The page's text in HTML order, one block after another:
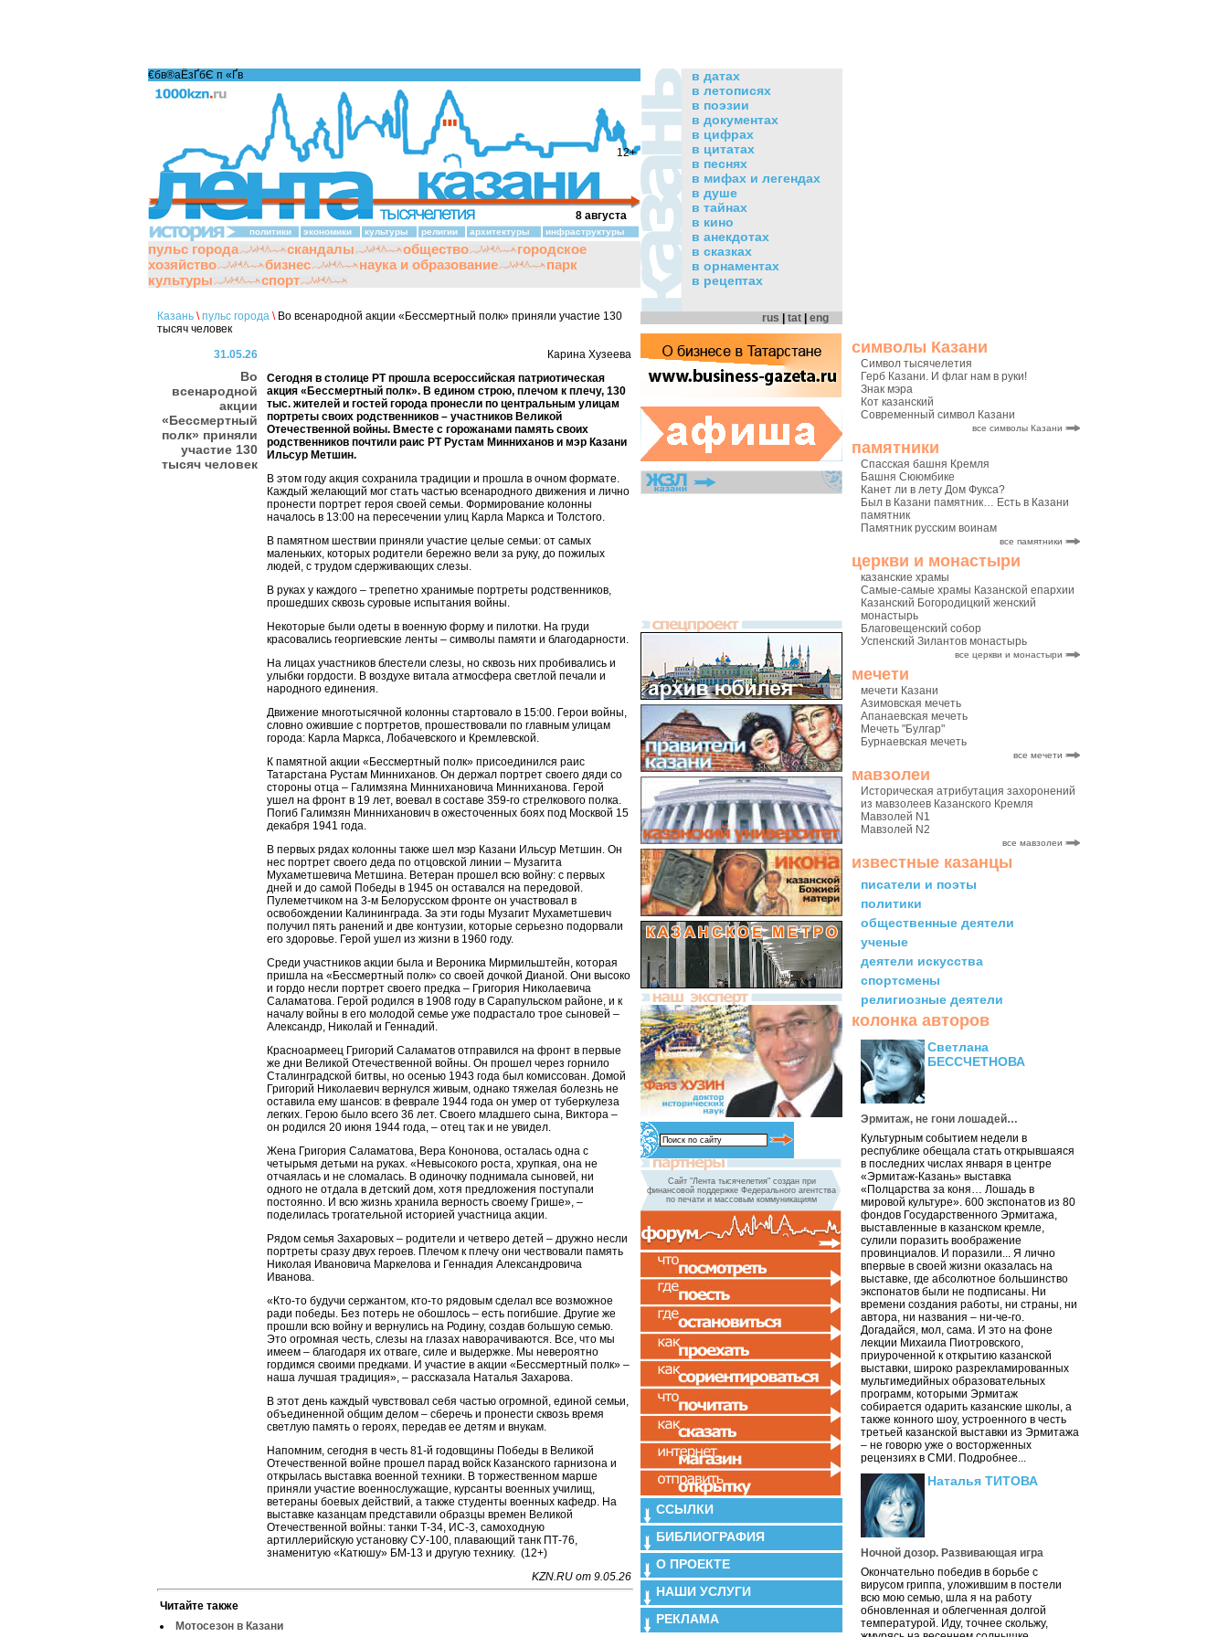
символы Казани
Символ тысячелетия
Герб Казани. И флаг нам в руки!
Знак мэра
Кот казанский
Современный символ Казани
все символы Казани
памятники
Спасская башня Кремля
Башня Сююмбике
Канет ли в лету Дом Фукса?
Был в Казани памятник… Есть в Казани
памятник
Памятник русским воинам
все памятники
церкви и монастыри
казанские храмы
Самые-самые храмы Казанской епархии
Казанский Богородицкий женский
монастырь
Благовещенский собор
Успенский Зилантов монастырь
все церкви и монастыри
мечети
мечети Казани
Азимовская мечеть
Апанаевская мечеть
Мечеть "Булгар"
Бурнаевская мечеть
все мечети
мавзолеи
Историческая атрибутация захоронений
из мавзолеев Казанского Кремля
Мавзолей N1
Мавзолей N2
все мавзолеи
известные казанцы
писатели и поэты
политики
общественные деятели
ученые
деятели искусства
спортсмены
религиозные деятели
колонка авторов
Светлана
БЕССЧЕТНОВА
Эрмитаж, не гони лошадей…
Культурным событием недели в
республике обещала стать открывшаяся
в последних числах января в центре
«Эрмитаж-Казань» выставка
«Полцарства за коня… Лошадь в
мировой культуре». 600 экспонатов из 80
фондов Государственного Эрмитажа,
выставленные в казанском кремле,
сулили поразить воображение
провинциалов. И поразили... Я лично
впервые в своей жизни оказалась на
выставке, где абсолютное большинство
экспонатов были не подписаны. Ни
времени создания работы, ни страны, ни
автора, ни названия – ни-че-го.
Догадайся, мол, сама. И это на фоне
лекции Михаила Пиотровского,
приуроченной к открытию казанской
выставки, широко разрекламированных
мультимедийных образовательных
программ, которыми Эрмитаж
собирается одарить казанские школы, а
также конного шоу, устроенного в честь
третьей казанской выставки из Эрмитажа
– не говорю уже о восторженных
рецензиях в СМИ. Подробнее...
Наталья ТИТОВА
Ночной дозор. Развивающая игра
Окончательно победив в борьбе с
вирусом гриппа, уложившим в постели
всю мою семью, шла я на работу
обновленная и облегченная долгой
температурой. Иду, точнее скольжу,
12+
€бв®аЁзҐбЄ п «Ґ­в
8 августа
политики экономики культуры религии архитектуры инфраструктуры
пульс города скандалы общество
городское
хозяйство
бизнес наука и образование
парк
культуры
спорт
Казань \ пульс города \Во всенародной акции «Бессмертный полк» приняли участие 130
тысяч человек
31.05.26
Во
всенародной
акции
«Бессмертный
полк» приняли
участие 130
тысяч человек
Карина Хузеева
Сегодня в столице РТ прошла всероссийская патриотическая
акция «Бессмертный полк». В едином строю, плечом к плечу, 130
тыс. жителей и гостей города пронесли по центральным улицам
портреты своих родственников – участников Великой
Отечественной войны. Вместе с горожанами память своих
родственников почтили раис РТ Рустам Минниханов и мэр Казани
Ильсур Метшин.
В этом году акция сохранила традиции и прошла в очном формате.
Каждый желающий мог стать частью всенародного движения и лично
пронести портрет героя своей семьи. Формирование колонны
началось в 13:00 на пересечении улиц Карла Маркса и Толстого.
В памятном шествии приняли участие целые семьи: от самых
маленьких, которых родители бережно вели за руку, до пожилых
людей, с трудом сдерживающих слезы.
В руках у каждого – трепетно хранимые портреты родственников,
прошедших сквозь суровые испытания войны.
Некоторые были одеты в военную форму и пилотки. На груди
красовались георгиевские ленты – символы памяти и благодарности.
На лицах участников блестели слезы, но сквозь них пробивались и
улыбки гордости. В воздухе витала атмосфера светлой печали и
народного единения.
Движение многотысячной колонны стартовало в 15:00. Герои войны,
словно ожившие с портретов, прошествовали по главным улицам
города: Карла Маркса, Лобачевского и Кремлевской.
К памятной акции «Бессмертный полк» присоединился раис
Татарстана Рустам Минниханов. Он держал портрет своего дяди со
стороны отца – Галимзяна Миннихановича Минниханова. Герой
ушел на фронт в 19 лет, воевал в составе 359-го стрелкового полка.
Погиб Галимзян Минниханович в ожесточенных боях под Москвой 15
декабря 1941 года.
В первых рядах колонны также шел мэр Казани Ильсур Метшин. Он
нес портрет своего деда по отцовской линии – Музагита
Мухаметшевича Метшина. Ветеран прошел всю войну: с первых
дней и до самой Победы в 1945 он оставался на передовой.
Пулеметчиком на 3-м Белорусском фронте он участвовал в
освобождении Калининграда. За эти годы Музагит Мухаметшевич
получил пять ранений и две контузии, которые серьезно подорвали
его здоровье. Герой ушел из жизни в 1960 году.
Среди участников акции была и Вероника Мирмильштейн, которая
пришла на «Бессмертный полк» со своей дочкой Дианой. Они высоко
и гордо несли портрет своего предка – Григория Николаевича
Саламатова. Герой родился в 1908 году в Сарапульском районе, и к
началу войны в его молодой семье уже подрастало трое сыновей –
Александр, Николай и Геннадий.
Красноармеец Григорий Саламатов отправился на фронт в первые
же дни Великой Отечественной войны. Он прошел через горнило
Сталинградской битвы, но осенью 1943 года был комиссован. Домой
Григорий Николаевич вернулся живым, однако тяжелая болезнь не
оставила ему шансов: в феврале 1944 года он умер от туберкулеза
легких. Герою было всего 36 лет. Своего младшего сына, Виктора –
он родился 20 июня 1944 года, – отец так и не увидел.
Жена Григория Саламатова, Вера Кононова, осталась одна с
четырьмя детьми на руках. «Невысокого роста, хрупкая, она не
отчаялась и не сломалась. В одиночку поднимала сыновей, ни
одного не отдала в детский дом, хотя предложения поступали
постоянно. И всю жизнь хранила верность своему Грише», –
поделилась трогательной историей участница акции.
Рядом семья Захаровых – родители и четверо детей – дружно несли
портреты сразу двух героев. Плечом к плечу они чествовали память
Николая Ивановича Маркелова и Геннадия Александровича
Иванова.
«Кто-то будучи сержантом, кто-то рядовым сделал все возможное
ради победы. Без потерь не обошлось – есть погибшие. Другие же
прошли всю войну и вернулись на Родину, создав большую семью.
Это огромная честь, слезы на глазах наворачиваются. Все, что мы
имеем – благодаря их отваге, силе и выдержке. Мы невероятно
гордимся своими предками. И участие в акции «Бессмертный полк» –
наша лучшая традиция», – рассказала Наталья Захарова.
В этот день каждый чувствовал себя частью огромной, единой семьи,
объединенной общим делом – сберечь и пронести сквозь время
светлую память о героях, передав ее детям и внукам.
Напомним, сегодня в честь 81-й годовщины Победы в Великой
Отечественной войне прошел парад войск Казанского гарнизона и
открылась выставка военной техники. В торжественном марше
приняли участие военнослужащие, курсанты военных училищ,
ветераны боевых действий, а также студенты военных кафедр. На
выставке казанцам представили образцы времен Великой
Отечественной войны: танки Т-34, ИС-3, самоходную
артиллерийскую установку СУ-100, плавающий танк ПТ-76,
знаменитую «Катюшу» БМ-13 и другую технику. (12+)
KZN.RU от 9.05.26
Читайте также
Мотосезон в Казани
в датах
в летописях
в поэзии
в документах
в цифрах
в цитатах
в песнях
в мифах и легендах
в душе
в тайнах
в кино
в анекдотах
в сказках
в орнаментах
в рецептах
rus tat eng
Сайт "Лента тысячелетия" создан при
финансовой поддержке Федерального агентства
по печати и массовым коммуникациям
ССЫЛКИ
БИБЛИОГРАФИЯ
О ПРОЕКТЕ
НАШИ УСЛУГИ
РЕКЛАМА